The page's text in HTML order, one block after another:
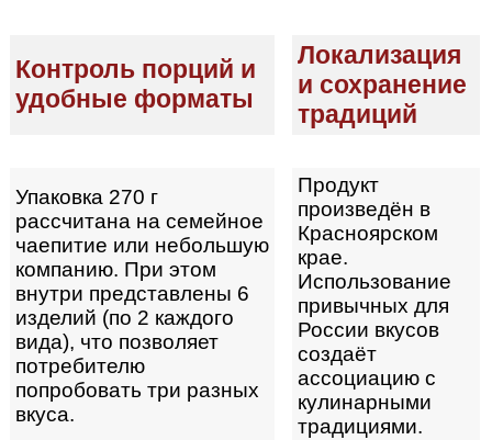
Контроль порций и
удобные форматы
Локализация
и сохранение
традиций
Упаковка 270 г
рассчитана на семейное
чаепитие или небольшую
компанию. При этом
внутри представлены 6
изделий (по 2 каждого
вида), что позволяет
потребителю
попробовать три разных
вкуса.
Продукт
произведён в
Красноярском
крае.
Использование
привычных для
России вкусов
создаёт
ассоциацию с
кулинарными
традициями.